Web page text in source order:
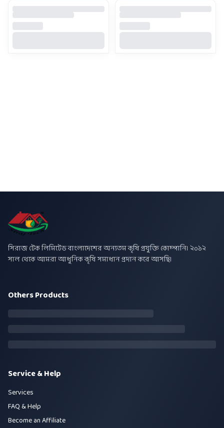
সিরাজ টেক লিমিটেড বাংলাদেশের অন্যতম কৃষি প্রযুক্তি কোম্পানি। ২০১২
সাল থেকে আমরা আধুনিক কৃষি সমাধান প্রদান করে আসছি।
Others Products
Service & Help
Services
FAQ & Help
Become an Affiliate